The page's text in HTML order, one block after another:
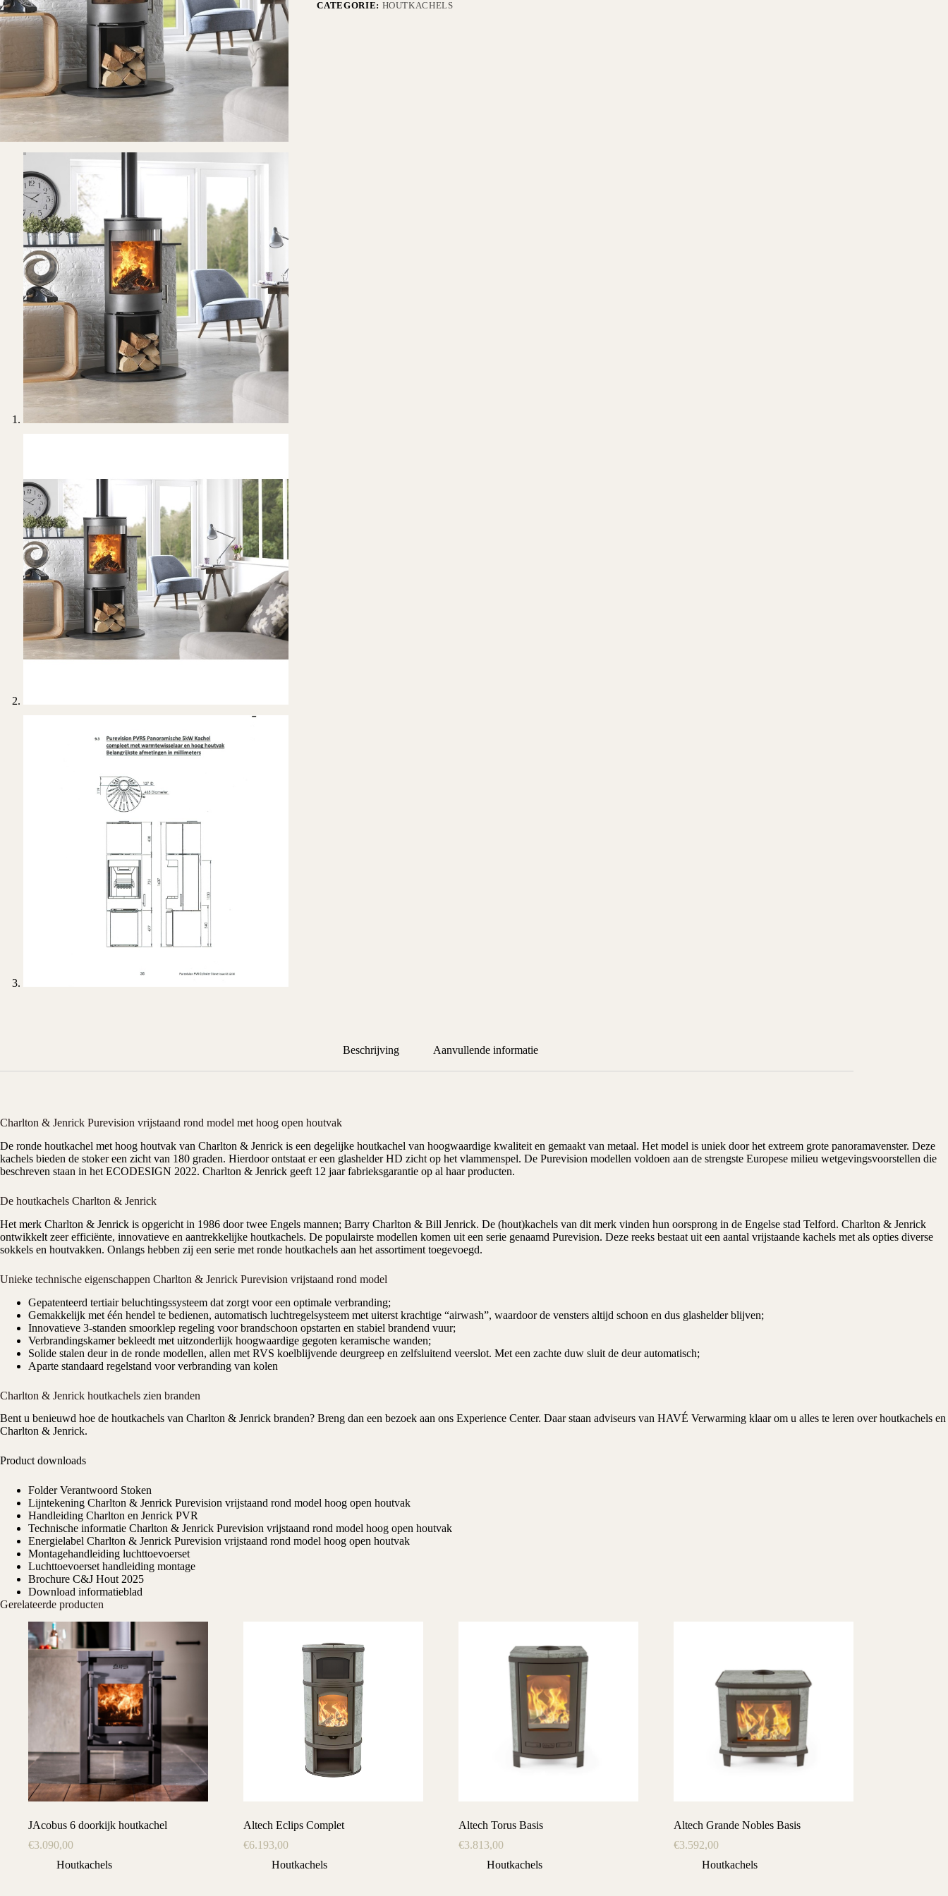
CATEGORIE: HOUTKACHELS
Beschrijving Aanvullende informatie
Charlton & Jenrick Purevision vrijstaand rond model met hoog open houtvak
De ronde houtkachel met hoog houtvak van Charlton & Jenrick is een degelijke houtkachel van hoogwaardige kwaliteit en gemaakt van metaal. Het model is uniek door het extreem grote panoramavenster. Deze
kachels bieden de stoker een zicht van 180 graden. Hierdoor ontstaat er een glashelder HD zicht op het vlammenspel. De Purevision modellen voldoen aan de strengste Europese milieu wetgevingsvoorstellen die
beschreven staan in het ECODESIGN 2022. Charlton & Jenrick geeft 12 jaar fabrieksgarantie op al haar producten.
De houtkachels Charlton & Jenrick
Het merk Charlton & Jenrick is opgericht in 1986 door twee Engels mannen; Barry Charlton & Bill Jenrick. De (hout)kachels van dit merk vinden hun oorsprong in de Engelse stad Telford. Charlton & Jenrick
ontwikkelt zeer efficiënte, innovatieve en aantrekkelijke houtkachels. De populairste modellen komen uit een serie genaamd Purevision. Deze reeks bestaat uit een aantal vrijstaande kachels met als opties diverse
sokkels en houtvakken. Onlangs hebben zij een serie met ronde houtkachels aan het assortiment toegevoegd.
Unieke technische eigenschappen Charlton & Jenrick Purevision vrijstaand rond model
Gepatenteerd tertiair beluchtingssysteem dat zorgt voor een optimale verbranding;
Gemakkelijk met één hendel te bedienen, automatisch luchtregelsysteem met uiterst krachtige “airwash”, waardoor de vensters altijd schoon en dus glashelder blijven;
Innovatieve 3-standen smoorklep regeling voor brandschoon opstarten en stabiel brandend vuur;
Verbrandingskamer bekleedt met uitzonderlijk hoogwaardige gegoten keramische wanden;
Solide stalen deur in de ronde modellen, allen met RVS koelblijvende deurgreep en zelfsluitend veerslot. Met een zachte duw sluit de deur automatisch;
Aparte standaard regelstand voor verbranding van kolen
Charlton & Jenrick houtkachels zien branden
Bent u benieuwd hoe de houtkachels van Charlton & Jenrick branden? Breng dan een bezoek aan ons Experience Center. Daar staan adviseurs van HAVÉ Verwarming klaar om u alles te leren over houtkachels en
Charlton & Jenrick.
Product downloads
Folder Verantwoord Stoken
Lijntekening Charlton & Jenrick Purevision vrijstaand rond model hoog open houtvak
Handleiding Charlton en Jenrick PVR
Technische informatie Charlton & Jenrick Purevision vrijstaand rond model hoog open houtvak
Energielabel Charlton & Jenrick Purevision vrijstaand rond model hoog open houtvak
Montagehandleiding luchttoevoerset
Luchttoevoerset handleiding montage
Brochure C&J Hout 2025
Download informatieblad
Gerelateerde producten
JAcobus 6 doorkijk houtkachel
€3.090,00
Houtkachels
Altech Eclips Complet
€6.193,00
Houtkachels
Altech Torus Basis
€3.813,00
Houtkachels
Altech Grande Nobles Basis
€3.592,00
Houtkachels